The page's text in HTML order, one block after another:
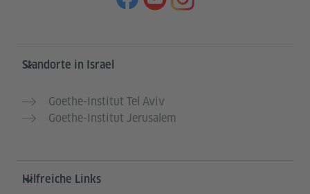
Service- und Informationsbereich
Standorte in Israel
Goethe-Institut Tel Aviv
Goethe-Institut Jerusalem
Hilfreiche Links